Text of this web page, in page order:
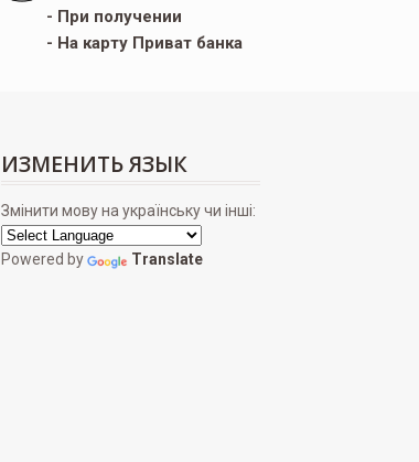
- При получении
- На карту Приват банка
ИЗМЕНИТЬ ЯЗЫК
Змінити мову на українську чи інші:
Powered by Translate